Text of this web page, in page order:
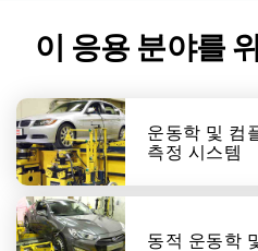
이 응용 분야를
운동학 및 컴
측정 시스템
동적 운동학